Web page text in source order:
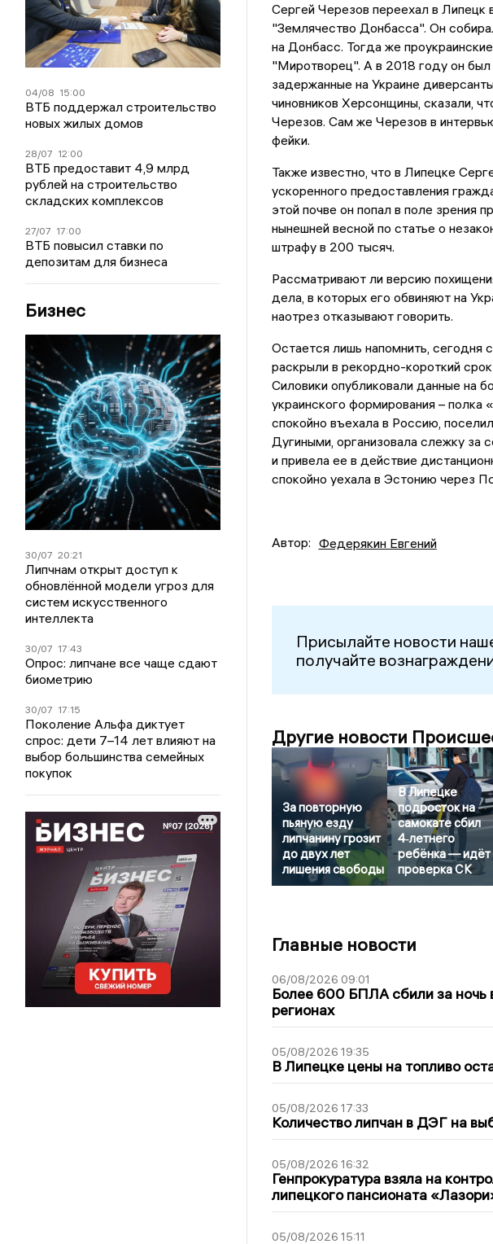
04/08 15:00
ВТБ поддержал строительство
новых жилых домов
28/07 12:00
ВТБ предоставит 4,9 млрд
рублей на строительство
складских комплексов
27/07 17:00
ВТБ повысил ставки по
депозитам для бизнеса
Бизнес
30/07 20:21
Липчнам открыт доступ к
обновлённой модели угроз для
систем искусственного
интеллекта
30/07 17:43
Опрос: липчане все чаще сдают
биометрию
30/07 17:15
Поколение Альфа диктует
спрос: дети 7–14 лет влияют на
выбор большинства семейных
покупок
Сергей Черезов переехал в Липецк
"Землячество Донбасса". Он
на Донбасс. Тогда же
"Миротворец". А в 2018 году он
задержанные на Украине
чиновников Херсонщины, сказали,
Черезов. Сам же Черезов в
фейки.
Также известно, что в Липецке
ускоренного предоставления
этой почве он попал в поле зрения
нынешней весной по статье о
штрафу в 200 тысяч.
Рассматривают ли версию
дела, в которых его обвиняют на
наотрез отказывают говорить.
Остается лишь напомнить, сегодня
раскрыли в рекордно-короткий
Силовики опубликовали данные на
украинского формирования –
спокойно въехала в Россию,
Дугиными, организовала слежку за
и привела ее в действие
спокойно уехала в Эстонию через
Автор: Федерякин Евгений
Присылайте новости
получайте
Другие новости
За повторную
пьяную езду
липчанину грозит
до двух лет
лишения свободы
В Липецке
подросток на
самокате сбил
4‑летнего
ребёнка — идёт
проверка СК
Главные новости
06/08/2026 09:01
Более 600 БПЛА сбили за ночь
регионах
05/08/2026 19:35
В Липецке цены на топливо
05/08/2026 17:33
Количество липчан в ДЭГ на
05/08/2026 16:32
Генпрокуратура взяла на
липецкого пансионата
05/08/2026 15:11